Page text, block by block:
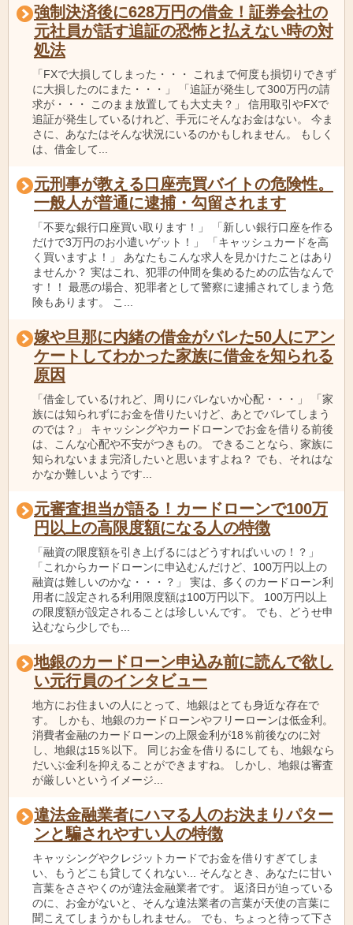
強制決済後に628万円の借金！証券会社の
元社員が話す追証の恐怖と払えない時の対
処法
「FXで大損してしまった・・・ これまで何度も損切りできず
に大損したのにまた・・・」 「追証が発生して300万円の請
求が・・・ このまま放置しても大丈夫？」 信用取引やFXで
追証が発生しているけれど、手元にそんなお金はない。 今ま
さに、あなたはそんな状況にいるのかもしれません。 もしく
は、借金して...
元刑事が教える口座売買バイトの危険性。
一般人が普通に逮捕・勾留されます
「不要な銀行口座買い取ります！」 「新しい銀行口座を作る
だけで3万円のお小遣いゲット！」 「キャッシュカードを高
く買いますよ！」 あなたもこんな求人を見かけたことはあり
ませんか？ 実はこれ、犯罪の仲間を集めるための広告なんで
す！！ 最悪の場合、犯罪者として警察に逮捕されてしまう危
険もあります。 こ...
嫁や旦那に内緒の借金がバレた50人にアン
ケートしてわかった家族に借金を知られる
原因
「借金しているけれど、周りにバレないか心配・・・」 「家
族には知られずにお金を借りたいけど、あとでバレてしまう
のでは？」 キャッシングやカードローンでお金を借りる前後
は、こんな心配や不安がつきもの。 できることなら、家族に
知られないまま完済したいと思いますよね？ でも、それはな
かなか難しいようです...
元審査担当が語る！カードローンで100万
円以上の高限度額になる人の特徴
「融資の限度額を引き上げるにはどうすればいいの！？」
「これからカードローンに申込むんだけど、100万円以上の
融資は難しいのかな・・・？」 実は、多くのカードローン利
用者に設定される利用限度額は100万円以下。 100万円以上
の限度額が設定されることは珍しいんです。 でも、どうせ申
込むなら少しでも...
地銀のカードローン申込み前に読んで欲し
い元行員のインタビュー
地方にお住まいの人にとって、地銀はとても身近な存在で
す。 しかも、地銀のカードローンやフリーローンは低金利。
消費者金融のカードローンの上限金利が18％前後なのに対
し、地銀は15％以下。 同じお金を借りるにしても、地銀なら
だいぶ金利を抑えることができますね。 しかし、地銀は審査
が厳しいというイメージ...
違法金融業者にハマる人のお決まりパター
ンと騙されやすい人の特徴
キャッシングやクレジットカードでお金を借りすぎてしま
い、もうどこも貸してくれない... そんなとき、あなたに甘い
言葉をささやくのが違法金融業者です。 返済日が迫っている
のに、お金がないと、そんな違法業者の言葉が天使の言葉に
聞こえてしまうかもしれません。 でも、ちょっと待って下さ